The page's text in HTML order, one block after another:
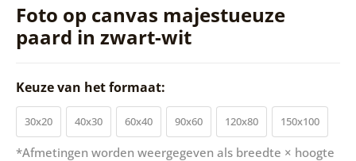
Foto op canvas majestueuze
paard in zwart-wit
Keuze van het formaat:
30x20 40x30 60x40 90x60 120x80 150x100
*Afmetingen worden weergegeven als breedte × hoogte